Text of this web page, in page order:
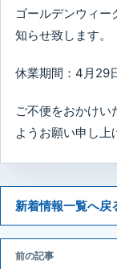
ゴールデンウィー
知らせ致します。
休業期間：4月29
ご不便をおかけい
ようお願い申し上
前の記事
新着情報一覧へ戻